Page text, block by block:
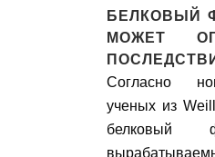
БЕЛКОВЫЙ
МОЖЕТ
Согласно
ученых из
белковый